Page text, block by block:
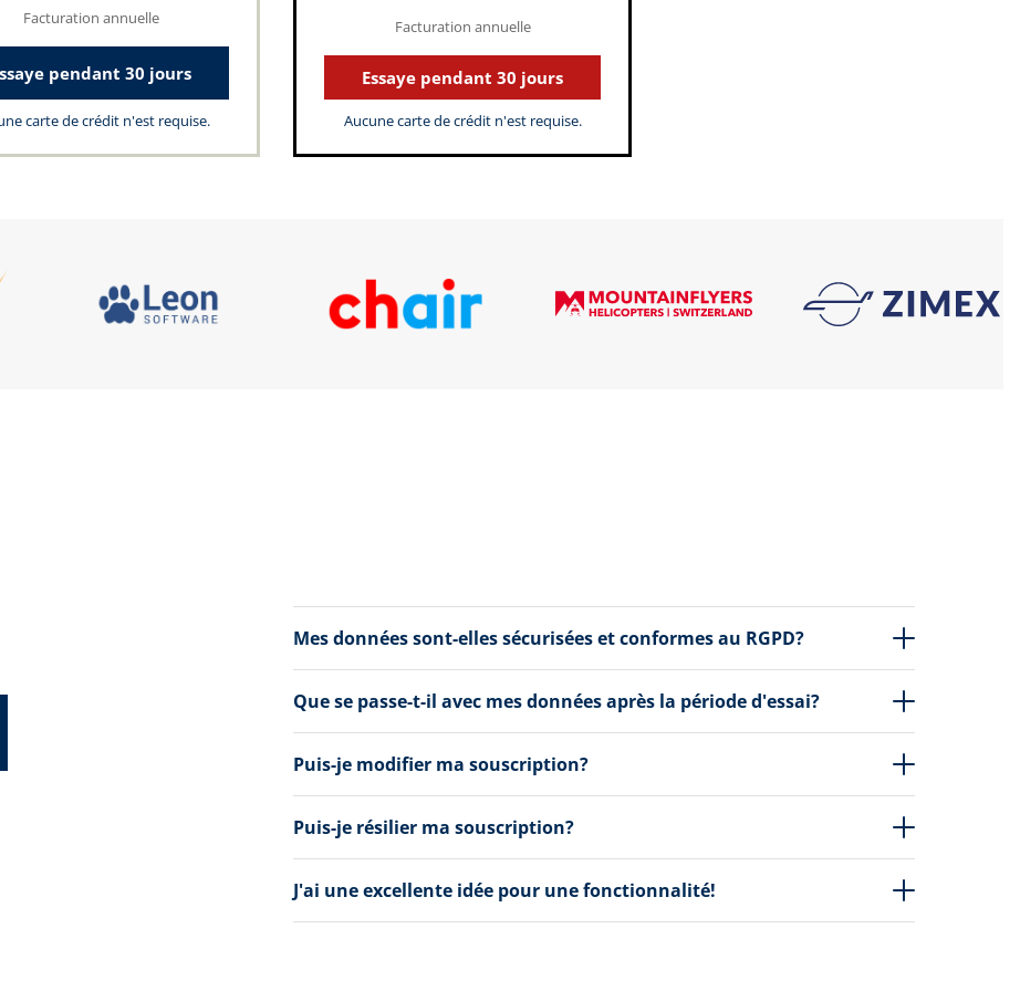
Facturation annuelle
pendant 30 jours
carte de crédit n'est requise.
Facturation annuelle
Essaye pendant 30 jours
Aucune carte de crédit n'est requise.
Mes données sont-elles sécurisées et conformes au RGPD?
Que se passe-t-il avec mes données après la période d'essai?
Puis-je modifier ma souscription?
Puis-je résilier ma souscription?
J'ai une excellente idée pour une fonctionnalité!